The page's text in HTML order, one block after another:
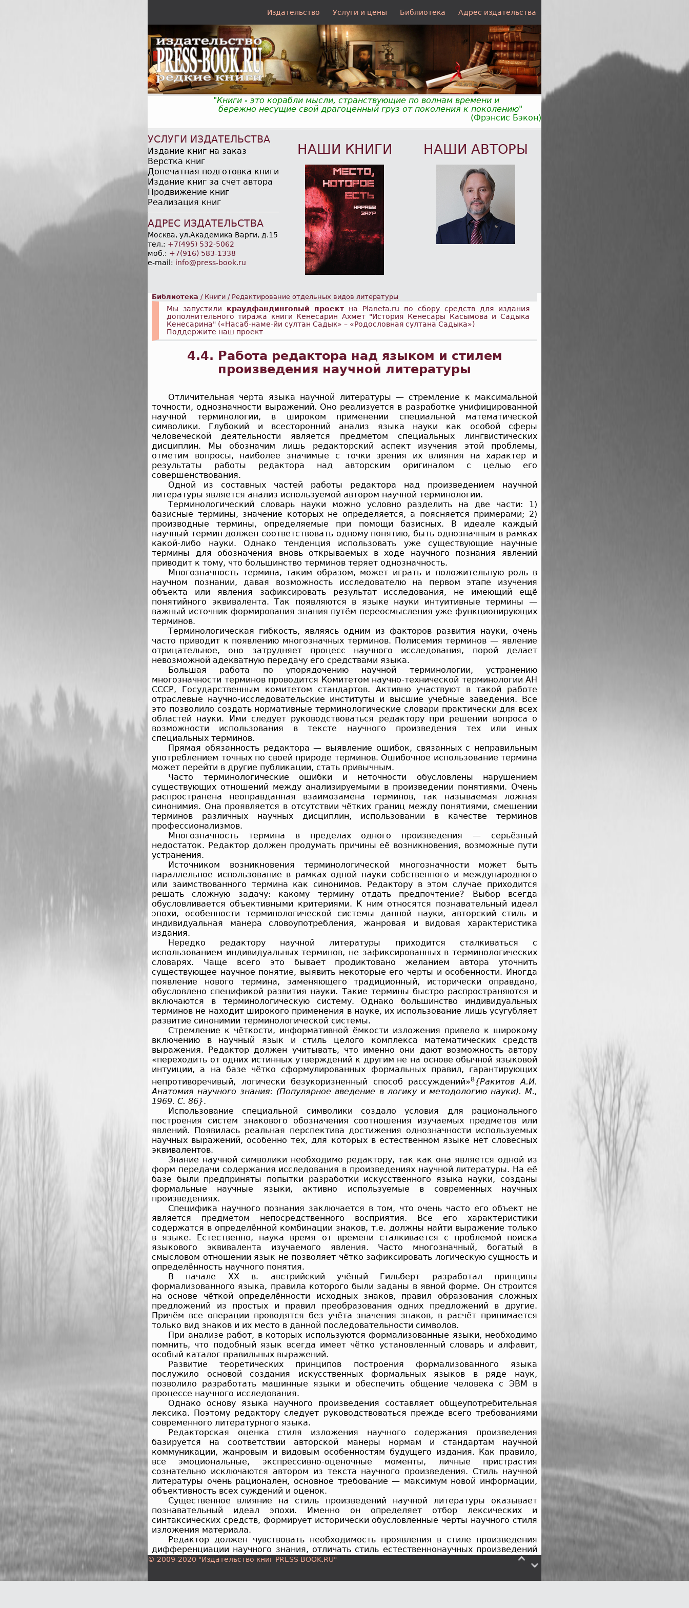
Издательство Услуги и цены Библиотека Адрес издательства
"Книги - это корабли мысли, странствующие по волнам времени и
бережно несущие свой драгоценный груз от поколения к поколению"
(Фрэнсис Бэкон)
УСЛУГИ ИЗДАТЕЛЬСТВА
Издание книг на заказ
Верстка книг
Допечатная подготовка книги
Издание книг за счет автора
Продвижение книг
Реализация книг
АДРЕС ИЗДАТЕЛЬСТВА
Москва, ул.Академика Варги, д.15
тел.: +7(495) 532-5062
моб.: +7(916) 583-1338
e-mail: info@press-book.ru
НАШИ КНИГИ НАШИ АВТОРЫ
Библиотека / Книги / Редактирование отдельных видов литературы
Мы запустили краудфандинговый проект на Planeta.ru по сбору средств для издания
дополнительного тиража книги Кенесарин Ахмет "История Кенесары Касымова и Садыка
Кенесарина" («Насаб-наме-йи султан Садык» – «Родословная султана Садыка»)
Поддержите наш проект
4.4. Работа редактора над языком и стилем
произведения научной литературы
Отличительная черта языка научной литературы — стремление к максимальной
точности, однозначности выражений. Оно реализуется в разработке унифицированной
научной терминологии, в широком применении специальной математической
символики. Глубокий и всесторонний анализ языка науки как особой сферы
человеческой деятельности является предметом специальных лингвистических
дисциплин. Мы обозначим лишь редакторский аспект изучения этой проблемы,
отметим вопросы, наиболее значимые с точки зрения их влияния на характер и
результаты работы редактора над авторским оригиналом с целью его
совершенствования.
Одной из составных частей работы редактора над произведением научной
литературы является анализ используемой авто­ром научной терминологии.
Терминологический словарь науки можно условно разделить на две части: 1)
базисные термины, значение которых не определяется, а поясняется примерами; 2)
производные термины, определяемые при помощи базисных. В идеале каждый
научный термин должен соответствовать одному понятию, быть однозначным в рамках
какой-либо науки. Однако тенденция использовать уже существующие научные
термины для обозначения вновь открываемых в ходе научного познания явлений
приводит к тому, что большинство терминов теряет однозначность.
Многозначность термина, таким образом, может играть и положительную роль в
научном познании, давая возможность исследователю на первом этапе изучения
объекта или явления зафиксировать результат исследования, не имеющий ещё
понятийного эквивалента. Так появляются в языке науки интуитивные термины —
важный источник формирования знания путём переосмысления уже функционирующих
терминов.
Терминологическая гибкость, являясь одним из факторов развития науки, очень
часто приводит к появлению многозначных терминов. Полисемия терминов — явление
отрицательное, оно затрудняет процесс научного исследования, порой делает
невозможной адекватную передачу его средствами языка.
Большая работа по упорядочению научной терминологии, устранению
многозначности терминов проводится Комитетом научно-технической терминологии АН
СССР, Государственным комитетом стандартов. Активно участвуют в такой работе
отраслевые научно-исследовательские институты и высшие учебные заведения. Все
это позволило создать нормативные терминологические словари практически для всех
областей науки. Ими следует руководствоваться редактору при решении вопроса о
возможности использования в тексте научного произведения тех или иных
специальных терминов.
Прямая обязанность редактора — выявление ошибок, связанных с неправильным
употреблением точных по своей природе терминов. Ошибочное использование термина
может перейти в другие публикации, стать привычным.
Часто терминологические ошибки и неточности обусловлены нарушением
существующих отношений между анализируемыми в произведении понятиями. Очень
распространена неоправданная взаимозамена терминов, так называемая ложная
синонимия. Она проявляется в отсутствии чётких границ между понятиями, смешении
терминов различных научных дисциплин, использовании в качестве терминов
профессионализмов.
Многозначность термина в пределах одного произведения — серьёзный
недостаток. Редактор должен продумать причины её возникновения, возможные пути
устранения.
Источником возникновения терминологической многозначности может быть
параллельное использование в рамках одной науки собственного и международного
или заимствованного термина как синонимов. Редактору в этом случае приходится
решать сложную задачу: какому термину отдать предпочтение? Выбор всегда
обусловливается объективными критериями. К ним относятся познавательный идеал
эпохи, особенности терминологической системы данной науки, авторский стиль и
индивидуальная манера словоупотребления, жанровая и видовая характеристика
издания.
Нередко редактору научной литературы приходится сталкиваться с
использованием индивидуальных терминов, не зафиксированных в терминологических
словарях. Чаще всего это бывает продиктовано желанием автора уточнить
существующее научное понятие, выявить некоторые его черты и особенности. Иногда
появление нового термина, заменяющего традиционный, исторически оправдано,
обусловлено спецификой развития науки. Такие термины быстро распространяются и
включаются в терминологическую систему. Однако большинство индивидуаль­ных
терминов не находит широкого применения в науке, их использование лишь усугубляет
развитие синонимии терминоло­гической системы.
Стремление к чёткости, информативной ёмкости изложения привело к широкому
включению в научный язык и стиль целого комплекса математических средств
выражения. Редактор должен учитывать, что именно они дают возможность автору
«переходить от одних истинных утверждений к другим не на основе обычной языковой
интуиции, а на базе чётко сформулированных формальных правил, гарантирующих
непротиворечивый, логически без­укоризненный способ рассуждений»8{Ракитов А.И.
Анатомия научного знания: (Популярное введение в логику и методологию науки). М.,
1969. С. 86}.
Использование специальной символики создало условия для рационального
построения систем знакового обозначения соотношения изучаемых предметов или
явлений. Появилась реальная перспектива достижения однозначности используемых
научных выражений, особенно тех, для которых в естественном языке нет словесных
эквивалентов.
Знание научной символики необходимо редактору, так как она является одной из
форм передачи содержания исследования в произведениях научной литературы. На её
базе были предприняты попытки разработки искусственного языка науки, созданы
формальные научные языки, активно используемые в современных научных
произведениях.
Специфика научного познания заключается в том, что очень часто его объект не
является предметом непосредственного восприятия. Все его характеристики
содержатся в определённой комбинации знаков, т.е. должны найти выражение только
в языке. Естественно, наука время от времени сталкивается с проблемой поиска
языкового эквивалента изучаемого явления. Часто многозначный, богатый в
смысловом отношении язык не позволяет чётко зафиксировать логическую сущность и
определённость научного понятия.
В начале XX в. австрийский учёный Гильберт разработал принципы
формализованного языка, правила которого были заданы в явной форме. Он строится
на основе чёткой определённости исходных знаков, правил образования сложных
предложений из простых и правил преобразования одних предложений в другие.
Причём все операции проводятся без учёта значения знаков, в расчёт принимается
только вид знаков и их место в данной последовательности символов.
При анализе работ, в которых используются формализованные языки, необходимо
помнить, что подобный язык всегда имеет чётко установленный словарь и алфавит,
особый каталог правильных выражений.
Развитие теоретических принципов построения формализованного языка
послужило основой создания искусственных формальных языков в ряде наук,
позволило разработать машинные языки и обеспечить общение человека с ЭВМ в
процессе научного исследования.
Однако основу языка научного произведения составляет общеупотребительная
лексика. Поэтому редактору следует руководствоваться прежде всего требованиями
современного литературного языка.
Редакторская оценка стиля изложения научного содержания произведения
базируется на соответствии авторской манеры нормам и стандартам научной
коммуникации, жанровым и видовым особенностям будущего издания. Как правило,
все эмоциональные, экспрессивно-оценочные моменты, личные пристрастия
сознательно исключаются автором из текста научного произведения. Стиль научной
литературы очень рационален, основное требование — максимум новой информации,
объективность всех суждений и оценок.
Существенное влияние на стиль произведений научной литературы оказывает
познавательный идеал эпохи. Именно он определяет отбор лексических и
синтаксических средств, формирует исторически обусловленные черты научного стиля
изложения материала.
Редактор должен чувствовать необходимость проявления в стиле произведения
дифференциации научного знания, отличать стиль естественнонаучных произведений
от стиля работ по общественным наукам, стиль изложения научного материала в
При анализе стиля научного произведения редактор обязан руководствоваться
© 2009-2020 "Издательство книг PRESS-BOOK.RU"